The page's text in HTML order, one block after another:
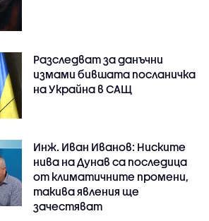
Разследват за данъчни
измами бившата посланичка
на Украйна в САЩ
Инж. Иван Иванов: Ниските
нива на Дунав са последица
от климатичните промени,
такива явления ще
зачестяват